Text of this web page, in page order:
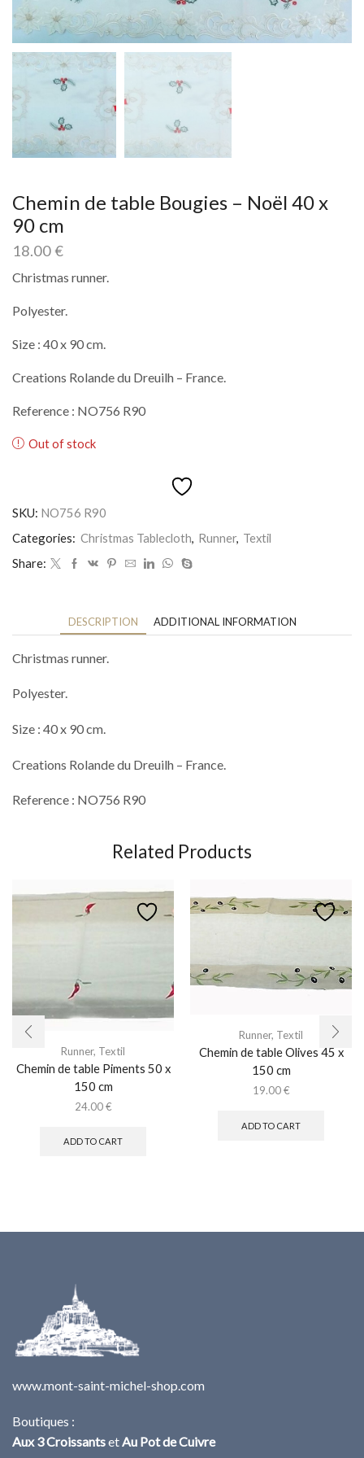
Chemin de table Bougies – Noël 40 x
90 cm
18.00€
Christmas runner.
Polyester.
Size : 40 x 90 cm.
Creations Rolande du Dreuilh – France.
Reference : NO756 R90
Out of stock
SKU: NO756 R90
Categories: Christmas Tablecloth, Runner, Textil
Share:
DESCRIPTION ADDITIONAL INFORMATION
Christmas runner.
Polyester.
Size : 40 x 90 cm.
Creations Rolande du Dreuilh – France.
Reference : NO756 R90
Related Products
Runner, Textil
Chemin de table Piments 50 x
150 cm
24.00€
ADD TO CART
Runner, Textil
Chemin de table Olives 45 x
150 cm
19.00€
ADD TO CART
www.mont-saint-michel-shop.com
Boutiques :
Aux 3 Croissantset Au Pot de Cuivre